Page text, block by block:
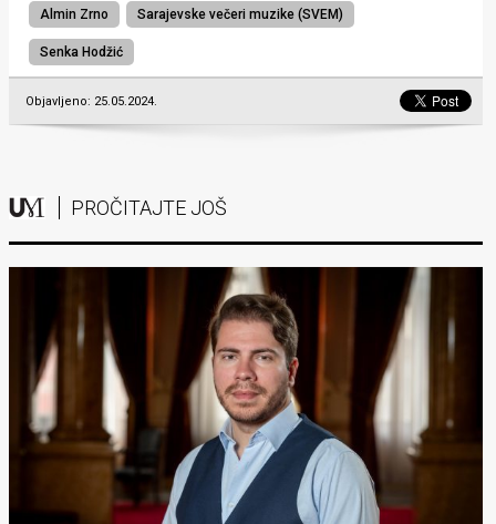
Almin Zrno Sarajevske večeri muzike (SVEM)
Senka Hodžić
Objavljeno: 25.05.2024.
PROČITAJTE JOŠ